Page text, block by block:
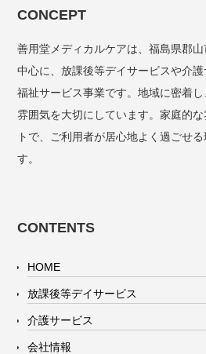
CONCEPT
善用堂メディカルケアは、福島県郡
中心に、放課後等デイサービスや介
福祉サービス事業です。地域に密着
雰囲気を大切にしています。家庭的
トで、ご利用者が居心地よく過ごせ
す。
CONTENTS
HOME
放課後等デイサービス
介護サービス
会社情報